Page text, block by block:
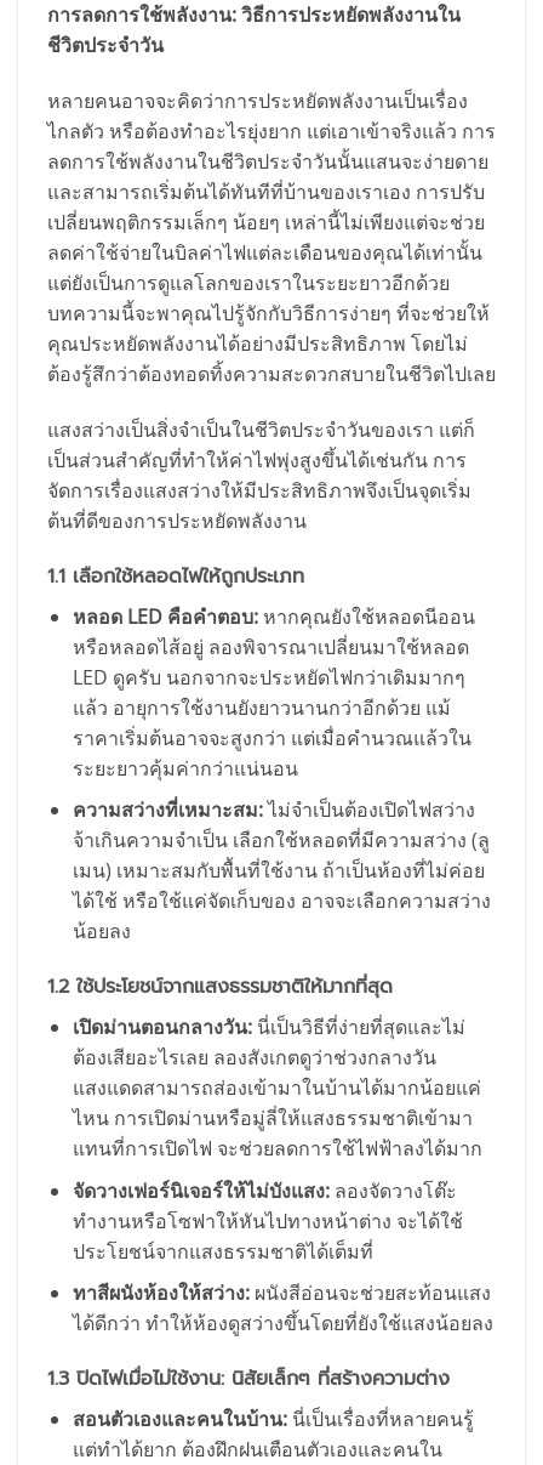
การลดการใช้พลังงาน: วิธีการประหยัดพลังงานใน
ชีวิตประจำวัน
หลายคนอาจจะคิดว่าการประหยัดพลังงานเป็นเรื่อง
ไกลตัว หรือต้องทำอะไรยุ่งยาก แต่เอาเข้าจริงแล้ว การ
ลดการใช้พลังงานในชีวิตประจำวันนั้นแสนจะง่ายดาย
และสามารถเริ่มต้นได้ทันทีที่บ้านของเราเอง การปรับ
เปลี่ยนพฤติกรรมเล็กๆ น้อยๆ เหล่านี้ไม่เพียงแต่จะช่วย
ลดค่าใช้จ่ายในบิลค่าไฟแต่ละเดือนของคุณได้เท่านั้น
แต่ยังเป็นการดูแลโลกของเราในระยะยาวอีกด้วย
บทความนี้จะพาคุณไปรู้จักกับวิธีการง่ายๆ ที่จะช่วยให้
คุณประหยัดพลังงานได้อย่างมีประสิทธิภาพ โดยไม่
ต้องรู้สึกว่าต้องทอดทิ้งความสะดวกสบายในชีวิตไปเลย
แสงสว่างเป็นสิ่งจำเป็นในชีวิตประจำวันของเรา แต่ก็
เป็นส่วนสำคัญที่ทำให้ค่าไฟพุ่งสูงขึ้นได้เช่นกัน การ
จัดการเรื่องแสงสว่างให้มีประสิทธิภาพจึงเป็นจุดเริ่ม
ต้นที่ดีของการประหยัดพลังงาน
1.1 เลือกใช้หลอดไฟให้ถูกประเภท
หลอด LED คือคำตอบ:หากคุณยังใช้หลอดนีออน
หรือหลอดไส้อยู่ ลองพิจารณาเปลี่ยนมาใช้หลอด
LED ดูครับ นอกจากจะประหยัดไฟกว่าเดิมมากๆ
แล้ว อายุการใช้งานยังยาวนานกว่าอีกด้วย แม้
ราคาเริ่มต้นอาจจะสูงกว่า แต่เมื่อคำนวณแล้วใน
ระยะยาวคุ้มค่ากว่าแน่นอน
ความสว่างที่เหมาะสม:ไม่จำเป็นต้องเปิดไฟสว่าง
จ้าเกินความจำเป็น เลือกใช้หลอดที่มีความสว่าง (ลู
เมน) เหมาะสมกับพื้นที่ใช้งาน ถ้าเป็นห้องที่ไม่ค่อย
ได้ใช้ หรือใช้แค่จัดเก็บของ อาจจะเลือกความสว่าง
น้อยลง
1.2 ใช้ประโยชน์จากแสงธรรมชาติให้มากที่สุด
เปิดม่านตอนกลางวัน:นี่เป็นวิธีที่ง่ายที่สุดและไม่
ต้องเสียอะไรเลย ลองสังเกตดูว่าช่วงกลางวัน
แสงแดดสามารถส่องเข้ามาในบ้านได้มากน้อยแค่
ไหน การเปิดม่านหรือมู่ลี่ให้แสงธรรมชาติเข้ามา
แทนที่การเปิดไฟ จะช่วยลดการใช้ไฟฟ้าลงได้มาก
จัดวางเฟอร์นิเจอร์ให้ไม่บังแสง:ลองจัดวางโต๊ะ
ทำงานหรือโซฟาให้หันไปทางหน้าต่าง จะได้ใช้
ประโยชน์จากแสงธรรมชาติได้เต็มที่
ทาสีผนังห้องให้สว่าง:ผนังสีอ่อนจะช่วยสะท้อนแสง
ได้ดีกว่า ทำให้ห้องดูสว่างขึ้นโดยที่ยังใช้แสงน้อยลง
1.3 ปิดไฟเมื่อไม่ใช้งาน: นิสัยเล็กๆ ที่สร้างความต่าง
สอนตัวเองและคนในบ้าน:นี่เป็นเรื่องที่หลายคนรู้
แต่ทำได้ยาก ต้องฝึกฝนเตือนตัวเองและคนใน